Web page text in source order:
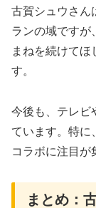
古賀シュウさ
ランの域ですが
まねを続けてほ
す。
今後も、テレビ
ています。特に
コラボに注目が
まとめ：